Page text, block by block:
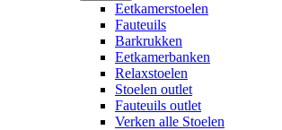
Eetkamerstoelen
Fauteuils
Barkrukken
Eetkamerbanken
Relaxstoelen
Stoelen outlet
Fauteuils outlet
Verken alle Stoelen